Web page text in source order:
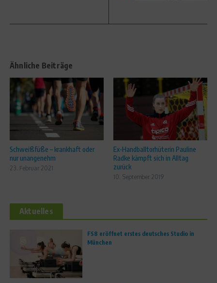
Ähnliche Beiträge
Schweißfüße – krankhaft oder
nur unangenehm
23. Februar 2021
Ex-Handballtorhüterin Pauline
Radke kämpft sich in Alltag
zurück
10. September 2019
Aktuelles
FS8 eröffnet erstes deutsches Studio in
München